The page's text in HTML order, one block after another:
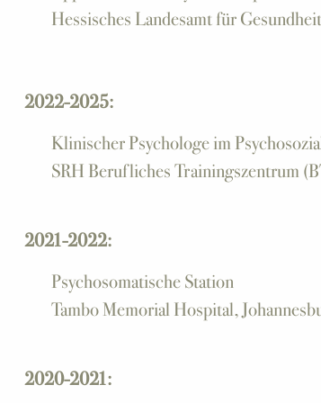
Hessisches Landesamt für
2022-2025:
Klinischer Psychologe im
SRH Berufliches Trainingszentrum
2021-2022:
Psychosomatische Station
Tambo Memorial Hospital,
2020-2021: